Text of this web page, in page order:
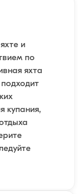
и
по
яхта
купания,